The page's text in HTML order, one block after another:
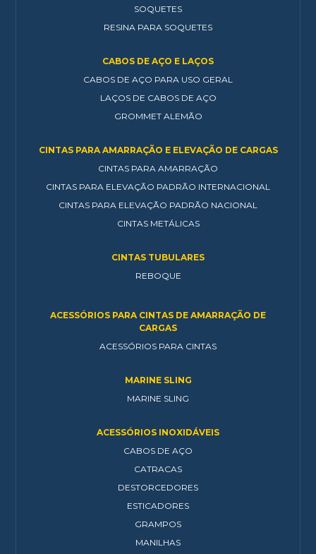
SOQUETES
RESINA PARA SOQUETES
CABOS DE AÇO E LAÇOS
CABOS DE AÇO PARA USO GERAL
LAÇOS DE CABOS DE AÇO
GROMMET ALEMÃO
CINTAS PARA AMARRAÇÃO E ELEVAÇÃO DE CARGAS
CINTAS PARA AMARRAÇÃO
CINTAS PARA ELEVAÇÃO PADRÃO INTERNACIONAL
CINTAS PARA ELEVAÇÃO PADRÃO NACIONAL
CINTAS METÁLICAS
CINTAS TUBULARES
REBOQUE
ACESSÓRIOS PARA CINTAS DE AMARRAÇÃO DE
CARGAS
ACESSÓRIOS PARA CINTAS
MARINE SLING
MARINE SLING
ACESSÓRIOS INOXIDÁVEIS
CABOS DE AÇO
CATRACAS
DESTORCEDORES
ESTICADORES
GRAMPOS
MANILHAS